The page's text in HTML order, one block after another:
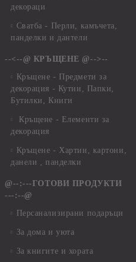
декораци
Сватба - Перли, камъчета,
панделки и дантели
--<--@ КРЪЩЕНЕ @-->--
Кръщене - Предмети за
декорация - Кутии, Папки,
Бутилки, Книги
Кръщене - Елементи за
декорация
Кръщене - Хартии, картони,
данели , панделки
@--:---ГОТОВИ ПРОДУКТИ
---:--@
Персанализирани подаръци
За дома и уюта
За книгите и хората